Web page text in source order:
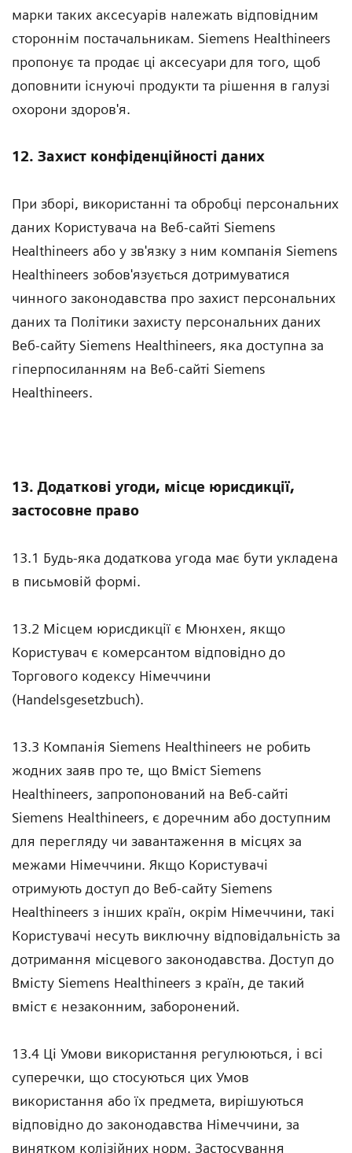
марки таких аксесуарів належать відповідним
стороннім постачальникам. Siemens Healthineers
пропонує та продає ці аксесуари для того, щоб
доповнити існуючі продукти та рішення в галузі
охорони здоров'я.
12. Захист конфіденційності даних
При зборі, використанні та обробці персональних
даних Користувача на Веб-сайті Siemens
Healthineers або у зв'язку з ним компанія Siemens
Healthineers зобов'язується дотримуватися
чинного законодавства про захист персональних
даних та Політики захисту персональних даних
Веб-сайту Siemens Healthineers, яка доступна за
гіперпосиланням на Веб-сайті Siemens
Healthineers.
13. Додаткові угоди, місце юрисдикції,
застосовне право
13.1 Будь-яка додаткова угода має бути укладена
в письмовій формі.
13.2 Місцем юрисдикції є Мюнхен, якщо
Користувач є комерсантом відповідно до
Торгового кодексу Німеччини
(Handelsgesetzbuch).
13.3 Компанія Siemens Healthineers не робить
жодних заяв про те, що Вміст Siemens
Healthineers, запропонований на Веб-сайті
Siemens Healthineers, є доречним або доступним
для перегляду чи завантаження в місцях за
межами Німеччини. Якщо Користувачі
отримують доступ до Веб-сайту Siemens
Healthineers з інших країн, окрім Німеччини, такі
Користувачі несуть виключну відповідальність за
дотримання місцевого законодавства. Доступ до
Вмісту Siemens Healthineers з країн, де такий
вміст є незаконним, заборонений.
13.4 Ці Умови використання регулюються, і всі
суперечки, що стосуються цих Умов
використання або їх предмета, вирішуються
відповідно до законодавства Німеччини, за
винятком колізійних норм. Застосування